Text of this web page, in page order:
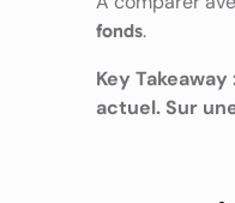
fonds.
Key
actuel. Sur